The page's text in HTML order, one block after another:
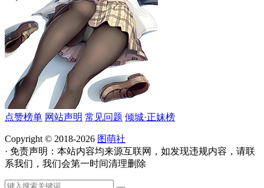
点赞榜单 网站声明 常见问题 倾城·正妹榜
Copyright © 2018-2026 图萌社
· 免责声明：本站内容均来源互联网，如发现违规内容，请联
系我们，我们会第一时间清理删除